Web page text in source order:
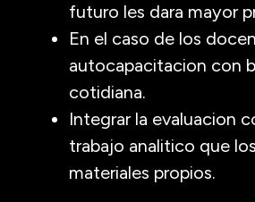
futuro les dara mayor
En el caso de los
autocapacitacion con
cotidiana.
Integrar la evaluacion
trabajo analitico que
materiales propios.